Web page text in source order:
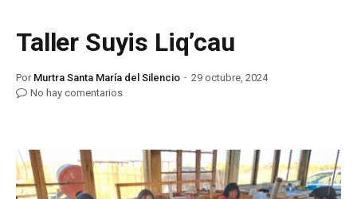
Taller Suyis Liq’cau
Por Murtra Santa María del Silencio
29 octubre, 2024
No hay comentarios